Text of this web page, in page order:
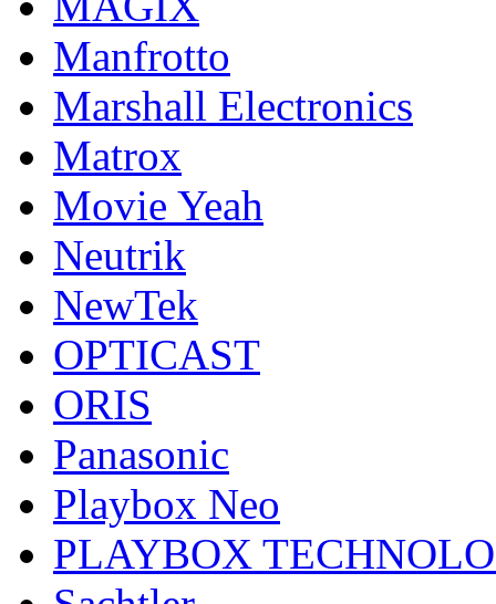
Manfrotto
Marshall Electronics
Matrox
Movie Yeah
Neutrik
NewTek
OPTICAST
ORIS
Panasonic
Playbox Neo
PLAYBOX